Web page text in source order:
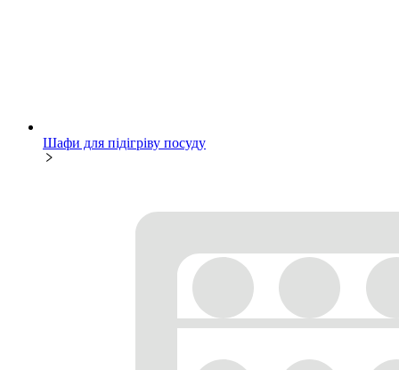
Шафи для підігріву посуду